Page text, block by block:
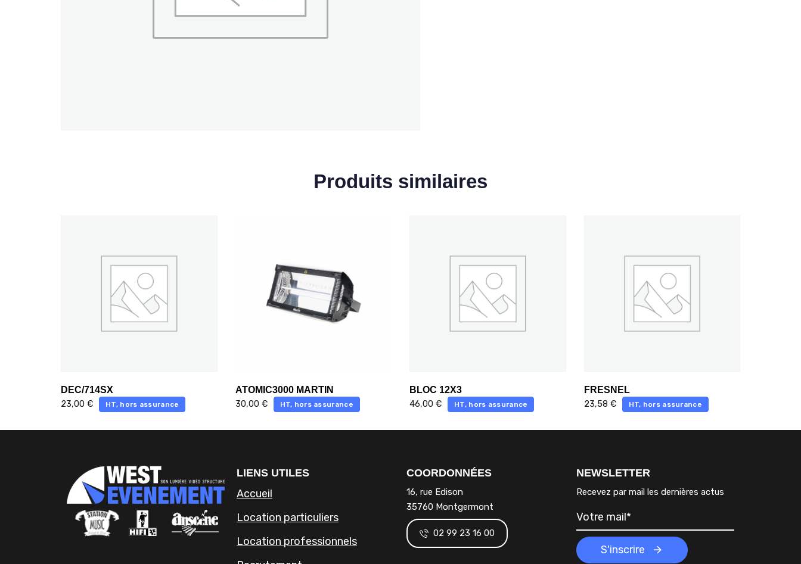
Produits similaires
DEC/714SX
23,00 € HT, hors assurance
ATOMIC3000 MARTIN
30,00 € HT, hors assurance
BLOC 12X3
46,00 € HT, hors assurance
FRESNEL
23,58 € HT, hors assurance
LIENS UTILES
Accueil
Location particuliers
Location professionnels
COORDONNÉES
16, rue Edison
35760 Montgermont
02 99 23 16 00
NEWSLETTER
Recevez par mail les dernières actus
S'inscrire